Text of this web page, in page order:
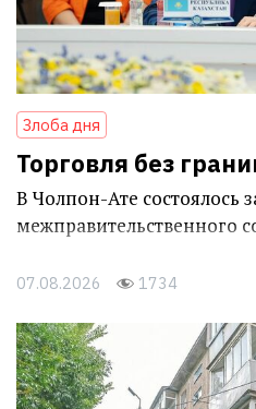
Злоба дня
Торговля без
В Чолпон-Ате состоялось
межправительственного
07.08.2026 1734